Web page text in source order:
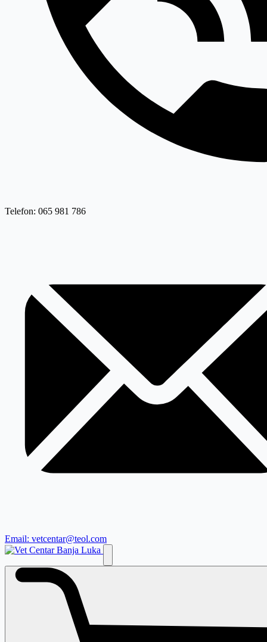
Telefon: 065 981 786
Email: vetcentar@teol.com